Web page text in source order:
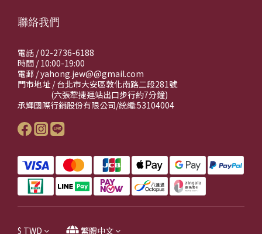
聯絡我們
電話 / 02-2736-6188
時間 / 10:00-19:00
電郵 / yahong.jew@@gmail.com
門市地址 / 台北市大安區敦化南路二段281號
(六張犂捷運站出口步行約7分鐘)
承輝國際行銷股份有限公司/統編:53104004
$ TWD 繁體中文